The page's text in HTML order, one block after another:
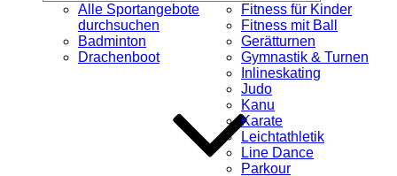
Alle Sportangebote
durchsuchen
Badminton
Drachenboot
Fitness für Kinder
Fitness mit Ball
Gerätturnen
Gymnastik & Turnen
Inlineskating
Judo
Kanu
Karate
Leichtathletik
Line Dance
Parkour